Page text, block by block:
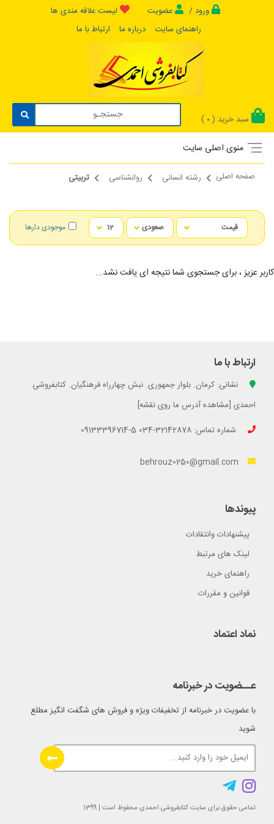
ورود / عضویت
لیست علاقه مندی ها
راهنمای سایت
درباره ما ارتباط با ما
سبد خرید ( 0
)
منوی اصلی سایت
صفحه اصلی رشته انسانی روانشناسی تربیتی
موجودی دارها
کاربر عزیز ، برای جستجوی شما نتیجه ای یافت نشد...
ارتباط با ما
نشانی: کرمان. بلوار جمهوری. نبش چهارراه فرهنگیان. کتابفروشی
احمدی [مشاهده آدرس ما روی نقشه]
شماره تماس: 32142878-034 5-09133396714
behrouz0250@gmail.com
پیوندها
پیشنهادات وانتقادات
لینک های مرتبط
راهنمای خرید
قوانین و مقررات
نماد اعتماد
عــضویت در خبرنامه
با عضویت در خبرنامه از تخفیفات ویژه و فروش های شگفت انگیز مطلع
شوید
تمامی حقوق برای سایت کتابفروشی احمدی محفوظ است | 1399